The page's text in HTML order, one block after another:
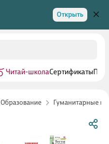
Открыть
Читай-школаСертификаты
Образование Гуманитарные